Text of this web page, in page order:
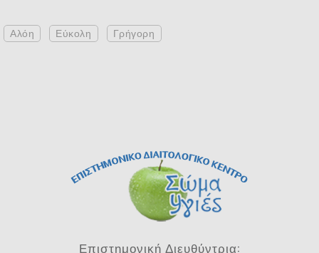
Αλόη Εύκολη Γρήγορη
Επιστημονική Διευθύντρια: